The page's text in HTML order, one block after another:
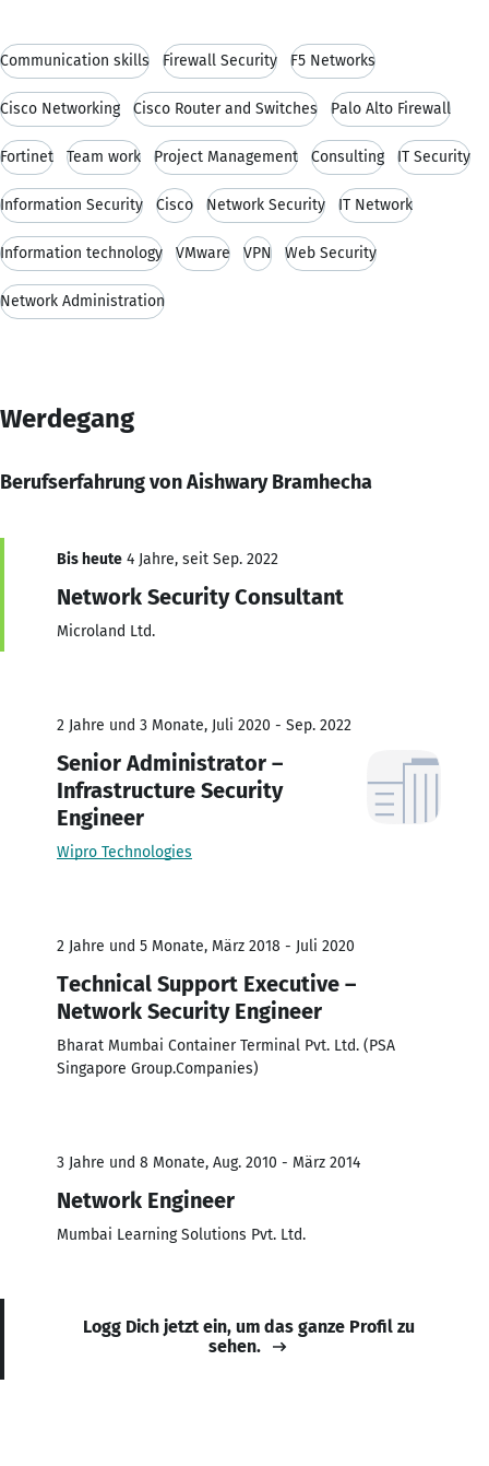
Communication skills Firewall Security F5 Networks
Cisco Networking Cisco Router and Switches Palo Alto Firewall
Fortinet Team work Project Management Consulting IT Security
Information Security Cisco Network Security IT Network
Information technology VMware VPN Web Security
Network Administration
Werdegang
Berufserfahrung von Aishwary Bramhecha
Bis heute 4 Jahre, seit Sep. 2022
Network Security Consultant
Microland Ltd.
2 Jahre und 3 Monate, Juli 2020 - Sep. 2022
Senior Administrator –
Infrastructure Security
Engineer
Wipro Technologies
2 Jahre und 5 Monate, März 2018 - Juli 2020
Technical Support Executive –
Network Security Engineer
Bharat Mumbai Container Terminal Pvt. Ltd. (PSA
Singapore Group.Companies)
3 Jahre und 8 Monate, Aug. 2010 - März 2014
Network Engineer
Mumbai Learning Solutions Pvt. Ltd.
Logg Dich jetzt ein, um das ganze Profil zu
sehen.